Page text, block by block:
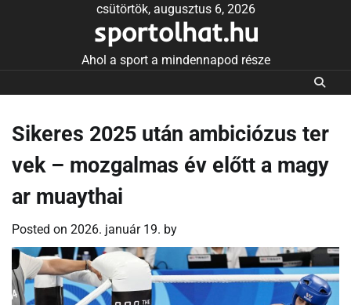
csütörtök, augusztus 6, 2026
sportolhat.hu
Ahol a sport a mindennapod része
Sikeres 2025 után ambiciózus ter
vek – mozgalmas év előtt a magy
ar muaythai
Posted on 2026. január 19. by